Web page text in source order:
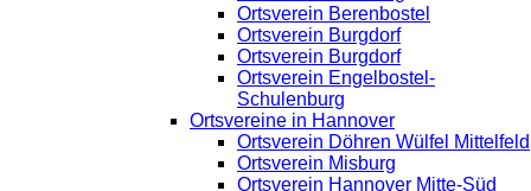
Ortsverein Berenbostel
Ortsverein Burgdorf
Ortsverein Burgdorf
Ortsverein Engelbostel-
Schulenburg
Ortsvereine in Hannover
Ortsverein Döhren Wülfel Mittelfeld
Ortsverein Misburg
Ortsverein Hannover Mitte-Süd